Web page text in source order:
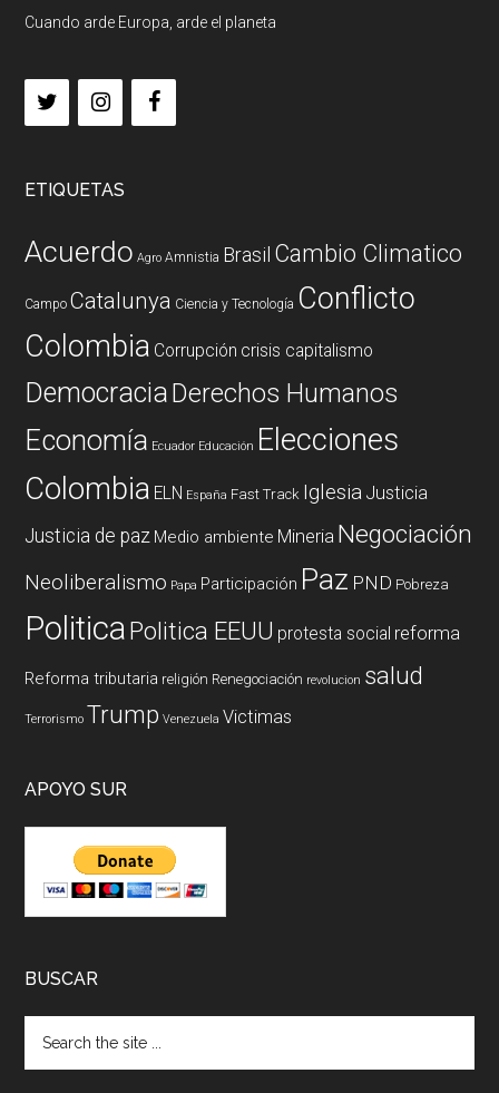
Cuando arde Europa, arde el planeta
ETIQUETAS
Acuerdo Agro Amnistia Brasil Cambio Climatico
Campo Catalunya Ciencia y Tecnología Conflicto
Colombia Corrupción crisis capitalismo
DemocraciaDerechos Humanos
Economía Ecuador Educación Elecciones
Colombia ELN España Fast Track Iglesia Justicia
Justicia de paz Medio ambiente Mineria Negociación
Neoliberalismo Papa Participación Paz PND Pobreza
PoliticaPolitica EEUU protesta social reforma
Reforma tributaria religión Renegociación revolucion salud
Terrorismo Trump Venezuela Victimas
APOYO SUR
BUSCAR